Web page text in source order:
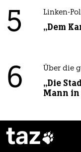
5 Linken-
„Dem
6 Über die
„Die
Mann in
taz